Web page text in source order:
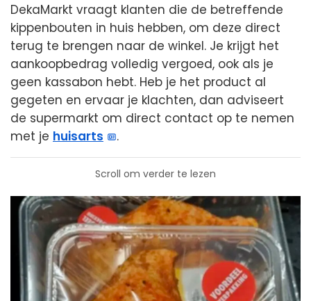
DekaMarkt vraagt klanten die de betreffende
kippenbouten in huis hebben, om deze direct
terug te brengen naar de winkel. Je krijgt het
aankoopbedrag volledig vergoed, ook als je
geen kassabon hebt. Heb je het product al
gegeten en ervaar je klachten, dan adviseert
de supermarkt om direct contact op te nemen
met je huisarts .
Scroll om verder te lezen